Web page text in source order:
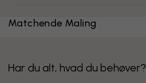
Matchende Maling
Har du alt, hvad du behøver?